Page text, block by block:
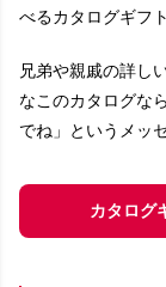
べるカタログギフ
兄弟や親戚の詳し
なこのカタログな
でね」というメッ
カタログ